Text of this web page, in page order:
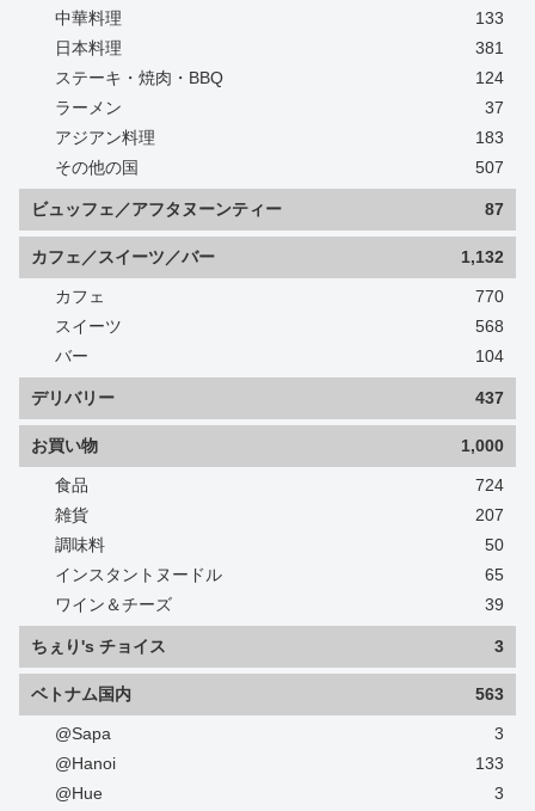
中華料理
133
日本料理
381
ステーキ・焼肉・BBQ
124
ラーメン
37
アジアン料理
183
その他の国
507
ビュッフェ／アフタヌーンティー 87
カフェ／スイーツ／バー 1,132
カフェ
770
スイーツ
568
バー
104
デリバリー 437
お買い物 1,000
食品
724
雑貨
207
調味料
50
インスタントヌードル
65
ワイン＆チーズ
39
ちぇり's チョイス 3
ベトナム国内 563
@Sapa
3
@Hanoi
133
@Hue
3